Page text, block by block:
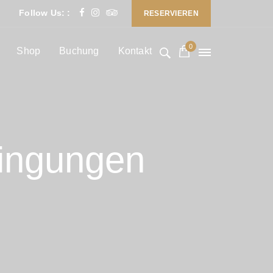
Follow Us: : RESERVIEREN
0
Shop Buchung Kontakt